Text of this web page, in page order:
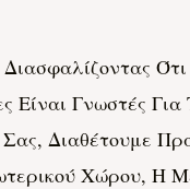
Είναι Γνωστές
Διαθέτουμε
Χώρου, Η